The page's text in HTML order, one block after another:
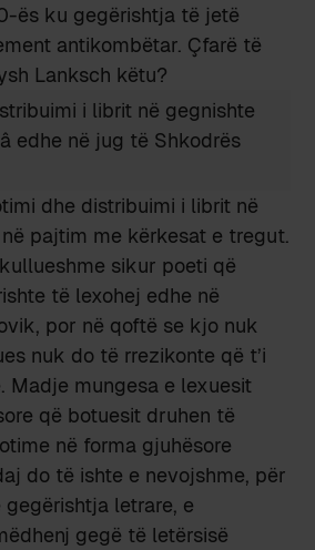
ës ku gegërishtja të jetë
antikombëtar. Çfarë të
Lanksch këtu?
i librit në gegnishte
edhe në jug të Shkodrës
dhe distribuimi i librit në
pajtim me kërkesat e tregut.
sikur poeti që
të lexohej edhe në
por në qoftë se kjo nuk
nuk do të rrezikonte që t’i
Madje mungesa e lexuesit
që botuesit druhen të
në forma gjuhësore
do të ishte e nevojshme, për
letrare, e
gegë të letërsisë